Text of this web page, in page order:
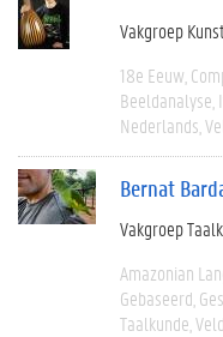
Vakgroep
18e Eeuw
Beeldanalyse
Nederlands
Bernat
Vakgroep
Amazonian
Gebaseerd
Taalkunde